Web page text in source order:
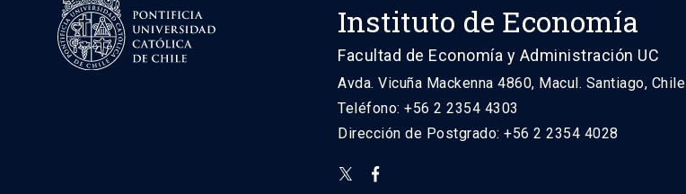
Instituto de Economía
Facultad de Economía y Administración UC
Avda. Vicuña Mackenna 4860, Macul. Santiago, Chile
Teléfono: +56 2 2354 4303
Dirección de Postgrado: +56 2 2354 4028